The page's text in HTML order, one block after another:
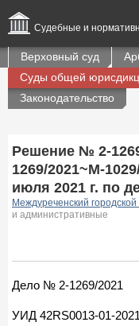
Судебные и
Верховный суд
Суды общей
Законодательство
Решение № 2-
1269/2021~М-
июля 2021 г. по
Междуреченский
и административные
Дело № 2-1269/2021
УИД 42RS0013-01-